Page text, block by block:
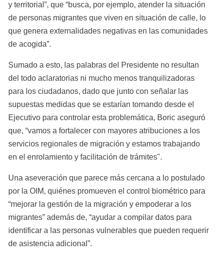
y territorial”, que “busca, por ejemplo, atender la situación
de personas migrantes que viven en situación de calle, lo
que genera externalidades negativas en las comunidades
de acogida”.
Sumado a esto, las palabras del Presidente no resultan
del todo aclaratorias ni mucho menos tranquilizadoras
para los ciudadanos, dado que junto con señalar las
supuestas medidas que se estarían tomando desde el
Ejecutivo para controlar esta problemática, Boric aseguró
que, “vamos a fortalecer con mayores atribuciones a los
servicios regionales de migración y estamos trabajando
en el enrolamiento y facilitación de trámites".
Una aseveración que parece más cercana a lo postulado
por la OIM, quiénes promueven el control biométrico para
“mejorar la gestión de la migración y empoderar a los
migrantes” además de, “ayudar a compilar datos para
identificar a las personas vulnerables que pueden requerir
de asistencia adicional”.